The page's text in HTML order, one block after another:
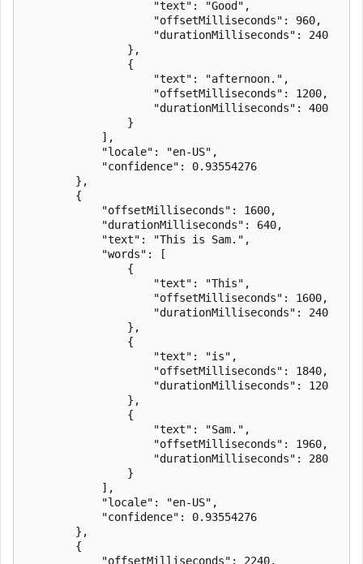
                    "text": "Good",
                    "offsetMilliseconds": 960,
                    "durationMilliseconds": 240
                },
                {
                    "text": "afternoon.",
                    "offsetMilliseconds": 1200,
                    "durationMilliseconds": 400
                }
            ],
            "locale": "en-US",
            "confidence": 0.93554276
        },
        {
            "offsetMilliseconds": 1600,
            "durationMilliseconds": 640,
            "text": "This is Sam.",
            "words": [
                {
                    "text": "This",
                    "offsetMilliseconds": 1600,
                    "durationMilliseconds": 240
                },
                {
                    "text": "is",
                    "offsetMilliseconds": 1840,
                    "durationMilliseconds": 120
                },
                {
                    "text": "Sam.",
                    "offsetMilliseconds": 1960,
                    "durationMilliseconds": 280
                }
            ],
            "locale": "en-US",
            "confidence": 0.93554276
        },
        {
            "offsetMilliseconds": 2240,